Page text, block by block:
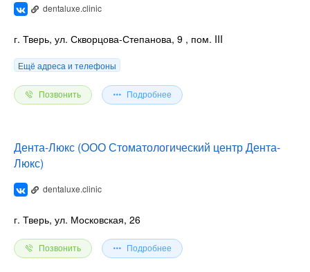
dentaluxe.clinic
г. Тверь, ул. Скворцова-Степанова, 9 , пом. III
Ещё адреса и телефоны
Позвонить Подробнее
Дента-Люкс (ООО Стоматологический центр Дента-
Люкс)
dentaluxe.clinic
г. Тверь, ул. Московская, 26
Позвонить Подробнее